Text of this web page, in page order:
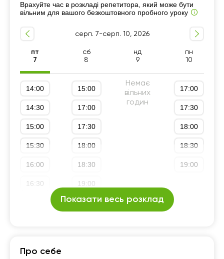
Підготовка до ДПА (9 клас) Підготовка до олімпіад
Врахуйте час в розкладі репетитора, який може бути
вільним для вашого безкоштовного пробного уроку
серп. 7-серп. 10, 2026
пт
7
сб
8
нд
9
пн
10
14:00
14:30
15:00
15:30
16:00
16:30
15:00
17:00
17:30
18:00
18:30
19:00
Немає
вільних
годин
17:00
17:30
18:00
18:30
19:00
Показати весь розклад
Про себе